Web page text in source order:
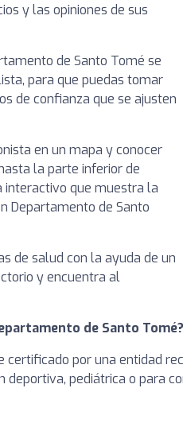
y las opiniones de sus
de Santo Tomé se
para que puedas tomar
de confianza que se ajusten
en un mapa y conocer
la parte inferior de
interactivo que muestra la
Departamento de Santo
de salud con la ayuda de un
y encuentra al
de Santo Tomé?
por una entidad
deportiva, pediátrica o para